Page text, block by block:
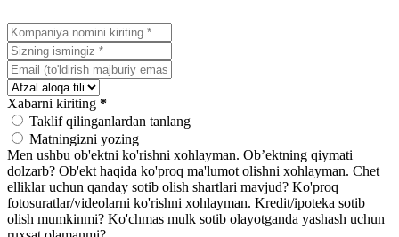
Xabarni kiriting *
Taklif qilinganlardan tanlang
Matningizni yozing
Men ushbu ob'ektni ko'rishni xohlayman. Ob’ektning qiymati
dolzarb? Ob'ekt haqida ko'proq ma'lumot olishni xohlayman. Chet
elliklar uchun qanday sotib olish shartlari mavjud? Ko'proq
fotosuratlar/videolarni ko'rishni xohlayman. Kredit/ipoteka sotib
olish mumkinmi? Ko'chmas mulk sotib olayotganda yashash uchun